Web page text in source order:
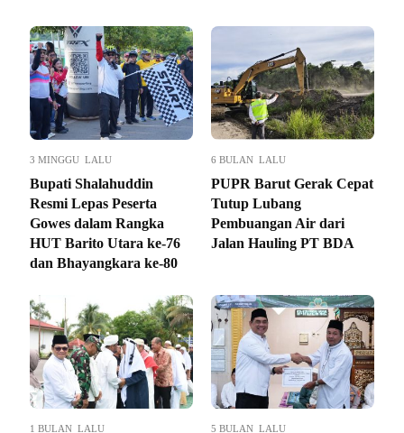
3 MINGGU LALU
Bupati Shalahuddin
Resmi Lepas Peserta
Gowes dalam Rangka
HUT Barito Utara ke-76
dan Bhayangkara ke-80
6 BULAN LALU
PUPR Barut Gerak Cepat
Tutup Lubang
Pembuangan Air dari
Jalan Hauling PT BDA
1 BULAN LALU 5 BULAN LALU